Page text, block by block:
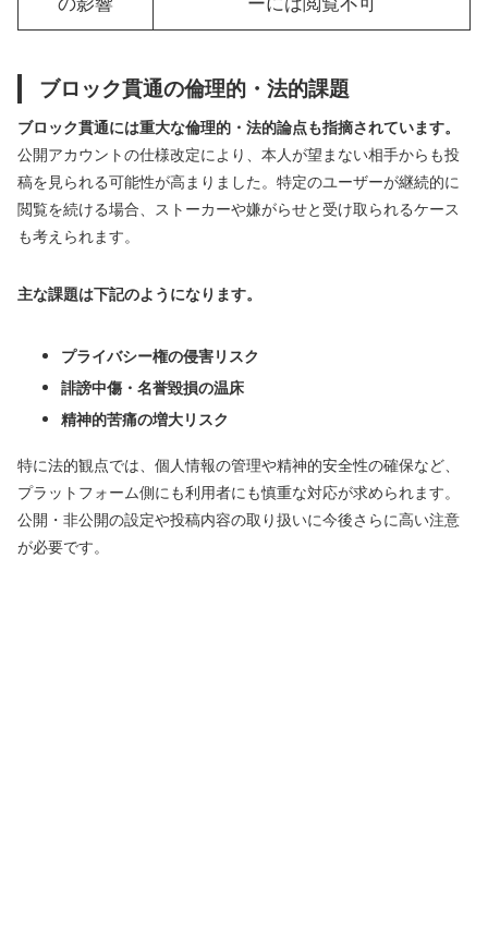
ブロック貫通の倫理的・法的課題
ブロック貫通には重大な倫理的・法的論点も指摘されています。
公開アカウントの仕様改定により、本人が望まない相手からも投
稿を見られる可能性が高まりました。特定のユーザーが継続的に
閲覧を続ける場合、ストーカーや嫌がらせと受け取られるケース
も考えられます。
主な課題は下記のようになります。
プライバシー権の侵害リスク
誹謗中傷・名誉毀損の温床
精神的苦痛の増大リスク
特に法的観点では、個人情報の管理や精神的安全性の確保など、
プラットフォーム側にも利用者にも慎重な対応が求められます。
公開・非公開の設定や投稿内容の取り扱いに今後さらに高い注意
が必要です。